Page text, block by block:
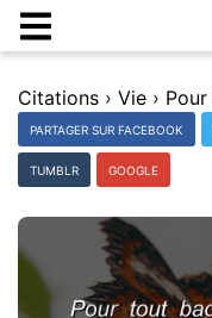
Citations › Vie ›
PARTAGER SUR FACEBOOK
TUMBLR GOOGLE